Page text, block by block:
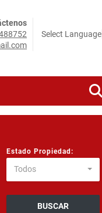
Select Language
Estado Propiedad:
Todos
BUSCAR